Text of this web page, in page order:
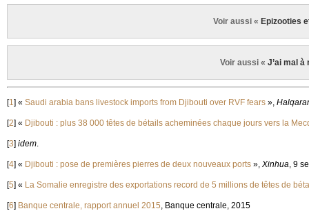
Voir aussi « Epizooties
Voir aussi « J’ai mal à
[1] « Saudi arabia bans livestock imports from Djibouti over RVF fears »,
[2] « Djibouti : plus 38 000 têtes de bétails acheminées chaque jours vers la
[3] idem.
[4] « Djibouti : pose de premières pierres de deux nouveaux ports », Xinhua, 9
[5] « La Somalie enregistre des exportations record de 5 millions de têtes de
[6] Banque centrale, rapport annuel 2015, Banque centrale, 2015